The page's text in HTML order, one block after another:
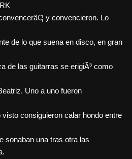
y convencieron. Lo
de lo que suena en disco, en gran
de las guitarras se erigiÃ³ como
Uno a uno fueron
consiguieron calar hondo entre
sonaban una tras otra las